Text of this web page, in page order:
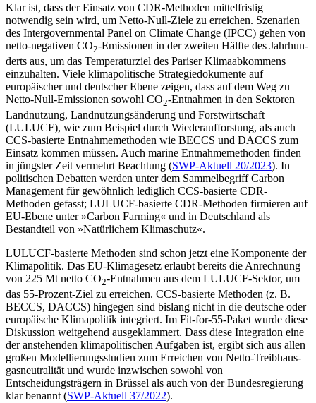
Klar ist, dass der Einsatz von CDR-Metho­den mittelfristig
notwendig sein wird, um Netto-Null-Ziele zu erreichen. Szenarien
des Intergovernmental Panel on Climate Change (IPCC) gehen von
netto-negativen CO2-Emis­sionen in der zweiten Hälfte des Jahrhun­
derts aus, um das Temperaturziel des Pari­ser Klimaabkommens
einzuhalten. Viele klimapolitische Strategiedokumente auf
europäischer und deutscher Ebene zeigen, dass auf dem Weg zu
Netto-Null-Emissio­nen sowohl CO2-Entnahmen in den Sekto­ren
Landnutzung, Landnutzungsänderung und Forstwirtschaft
(LULUCF), wie zum Bei­spiel durch Wiederaufforstung, als auch
CCS-basierte Entnahmemethoden wie BECCS und DACCS zum
Einsatz kommen müssen. Auch marine Entnahmemethoden finden
in jüngster Zeit vermehrt Beachtung (SWP-Aktuell 20/2023). In
politischen Debatten werden unter dem Sammelbegriff Carbon
Management für gewöhnlich lediglich CCS-basierte CDR-
Methoden gefasst; LULUCF-basierte CDR-Methoden firmieren auf
EU‑Ebene unter »Carbon Farming« und in Deutschland als
Bestandteil von »Natür­lichem Klimaschutz«.
LULUCF-basierte Methoden sind schon jetzt eine Komponente der
Klimapolitik. Das EU-Klimagesetz erlaubt bereits die An­rechnung
von 225 Mt netto CO2-Entnahmen aus dem LULUCF-Sektor, um
das 55-Prozent-Ziel zu erreichen. CCS-basierte Methoden (z. B.
BECCS, DACCS) hingegen sind bislang nicht in die deutsche oder
europäische Klimapolitik integriert. Im Fit-for-55-Paket wurde diese
Diskussion weitgehend aus­geklammert. Dass diese Integration eine
der an­stehenden klimapolitischen Aufgaben ist, ergibt sich aus allen
großen Modellierungsstudien zum Erreichen von Netto-Treibhaus­
gasneutralität und wurde inzwischen so­wohl von
Entscheidungsträgern in Brüssel als auch von der Bundesregierung
klar be­nannt (SWP-Aktuell 37/2022).